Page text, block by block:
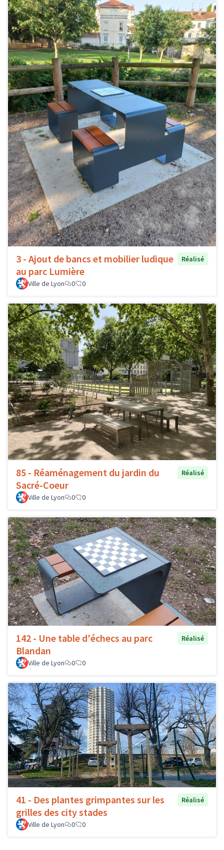
3 - Ajout de bancs et mobilier ludique
au parc Lumière
Réalisé
Ville de Lyon 0 0
85 - Réaménagement du jardin du
Sacré-Coeur
Réalisé
Ville de Lyon 0 0
142 - Une table d'échecs au parc
Blandan
Réalisé
Ville de Lyon 0 0
41 - Des plantes grimpantes sur les
grilles des city stades
Réalisé
Ville de Lyon 0 0